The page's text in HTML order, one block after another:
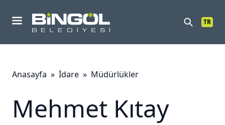
Mobil Menu TR
Anasayfa » İdare » Müdürlükler
Mehmet Kıtay